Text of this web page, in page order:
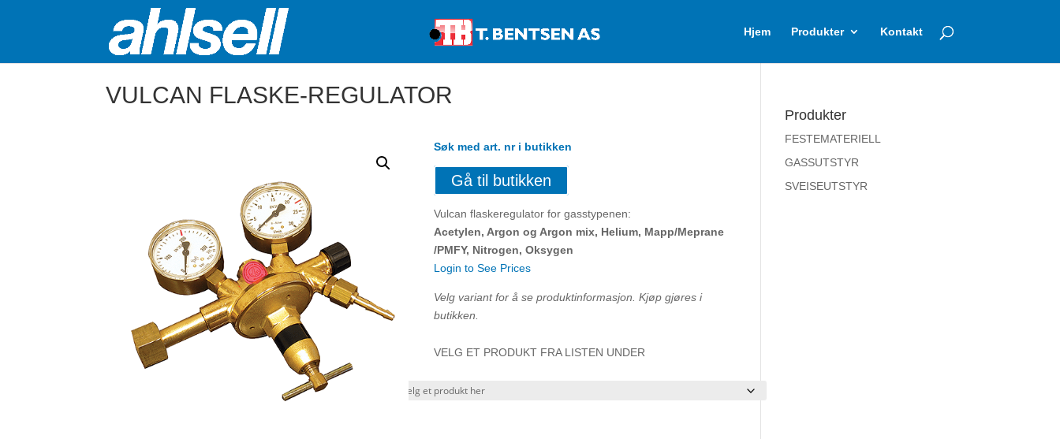
Hjem Produkter Kontakt
VULCAN FLASKE-REGULATOR
Søk med art. nr i butikken
Gå til butikken
Vulcan flaskeregulator for gasstypenen:
Acetylen, Argon og Argon mix, Helium, Mapp/Meprane
/PMFY, Nitrogen, Oksygen
Login to See Prices
Velg variant for å se produktinformasjon. Kjøp gjøres i
butikken.
VELG ET PRODUKT FRA LISTEN UNDER
Produkter
FESTEMATERIELL
GASSUTSTYR
SVEISEUTSTYR